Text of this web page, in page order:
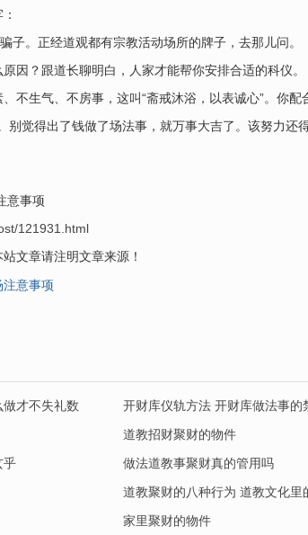
子。正经道观都有宗教活动场所的牌子，去那儿问。
因？跟道长聊明白，人家才能帮你安排合适的科仪。
不生气、不房事，这叫“斋戒沐浴，以表诚心”。你配
别觉得出了钱做了场法事，就万事大吉了。该努力还
意事项
121931.html
文章请注明文章来源！
注意事项
才不失礼数
开财库仪轨方法 开财库做法事的
道教招财聚财的物件
乎
做法道教事聚财真的管用吗
家里聚财的物件